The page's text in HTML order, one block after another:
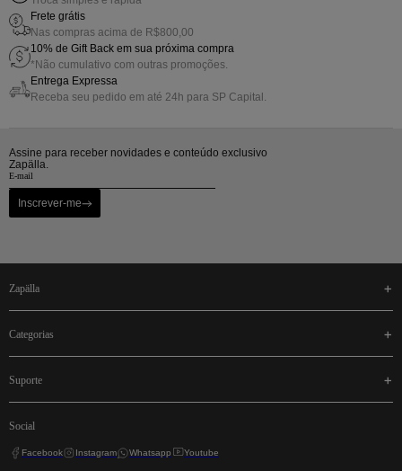
Frete grátis
Nas compras acima de R$800,00
10% de Gift Back em sua próxima compra
*Não cumulativo com outras promoções.
Entrega Expressa
Receba seu pedido em até 24h para SP Capital.
Assine para receber novidades e conteúdo exclusivo
Zapälla.
Inscrever-me
zapälla
categorias
suporte
social
Facebook Instagram Whatsapp Youtube